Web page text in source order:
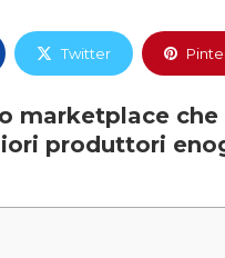
Twitter
marketplace
produttori